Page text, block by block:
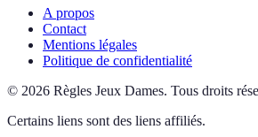
A propos
Contact
Mentions légales
Politique de confidentialité
© 2026 Règles Jeux Dames. Tous droits
Certains liens sont des liens affiliés.